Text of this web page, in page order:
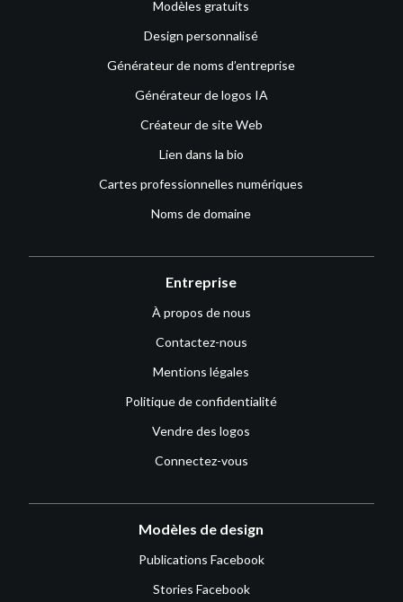
Modèles gratuits
Design personnalisé
Générateur de noms d’entreprise
Générateur de logos IA
Créateur de site Web
Lien dans la bio
Cartes professionnelles numériques
Noms de domaine
Entreprise
À propos de nous
Contactez-nous
Mentions légales
Politique de confidentialité
Vendre des logos
Connectez-vous
Modèles de design
Publications Facebook
Stories Facebook